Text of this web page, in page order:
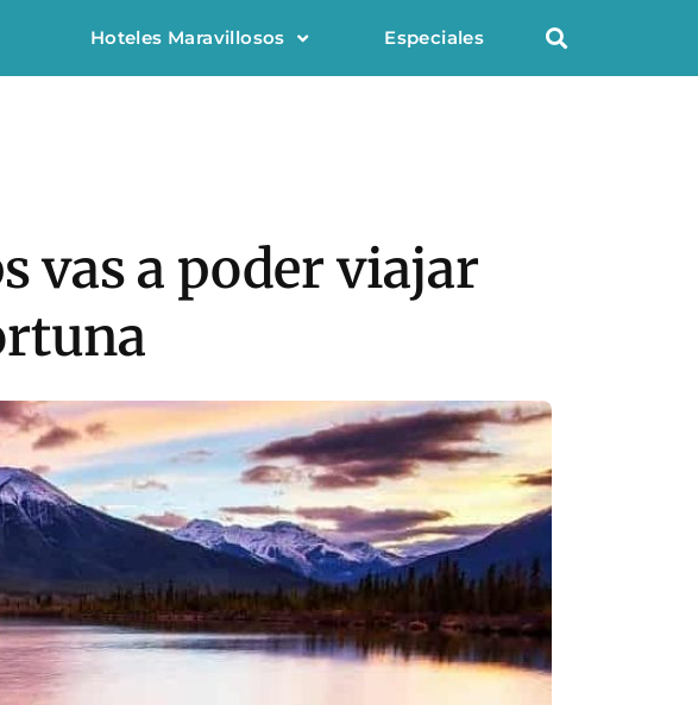
Hoteles Maravillosos Especiales
vas a poder viajar